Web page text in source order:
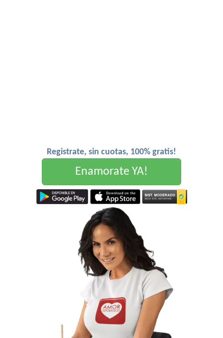
Registrate, sin cuotas, 100% gratis!
Enamorate YA!